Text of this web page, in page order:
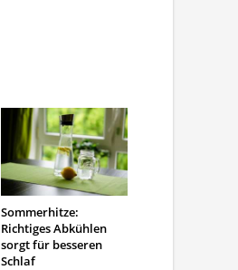
Sommerhitze:
Richtiges Abkühlen
sorgt für besseren
Schlaf